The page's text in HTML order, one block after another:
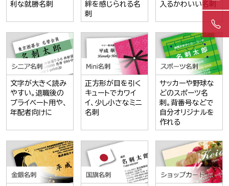
利な就勝名刺
絆を感じられる名
刺
入るかわいい名刺
文字が大きく読み
やすい。退職後の
プライベート用や、
年配者向けに
正方形が目を引く
キュートでカワイ
イ、少し小さなミニ
名刺
サッカーや野球な
どのスポーツ名
刺。背番号などで
自分オリジナルを
作れる